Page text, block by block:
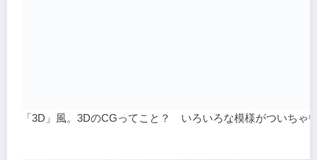
「3D」風。3DのCGってこと？ いろいろな模様がついちゃ